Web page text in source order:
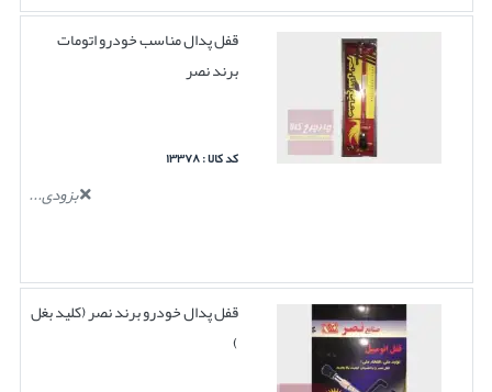
قفل پدال مناسب خودرو اتومات
برند نصر
کد کالا : ۱۳۳۷۸
بزودی...
قفل پدال خودرو برند نصر (کلید بغل
)